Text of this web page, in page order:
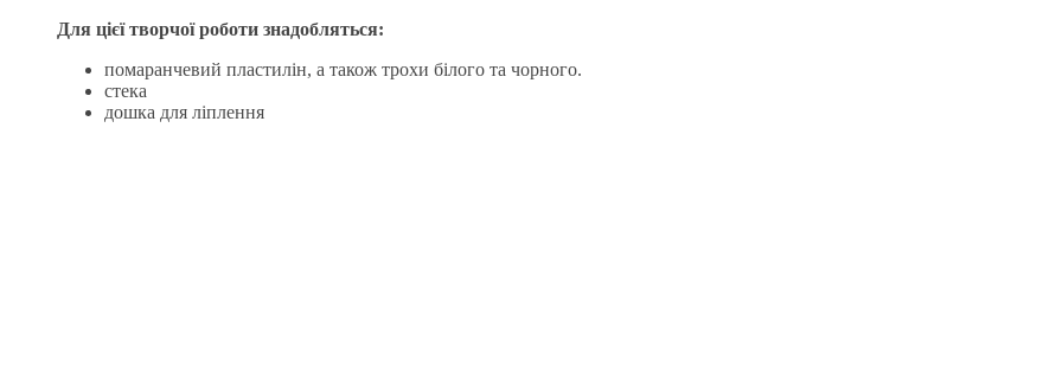
Для цієї творчої роботи знадобляться:
помаранчевий пластилін, а також трохи білого та чорного.
стека
дошка для ліплення